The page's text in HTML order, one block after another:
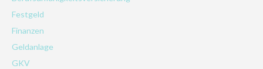
Festgeld
Finanzen
Geldanlage
GKV